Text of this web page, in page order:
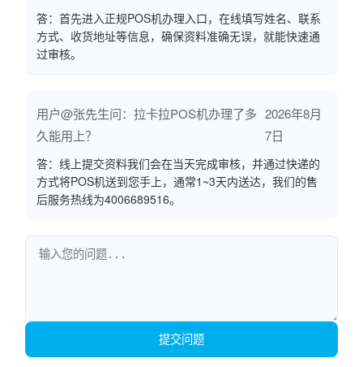
答：首先进入正规POS机办理入口，在线填写姓名、联系
方式、收货地址等信息，确保资料准确无误，就能快速通
过审核。
用户@张先生问：拉卡拉POS机办理了多
久能用上？
2026年8月
7日
答：线上提交资料我们会在当天完成审核，并通过快递的
方式将POS机送到您手上，通常1~3天内送达，我们的售
后服务热线为4006689516。
提交问题